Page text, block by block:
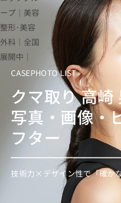
CASEPHOTO LIST
クマ取り 高崎
写真・画像・
フター
技術力×デザイン性で「確か